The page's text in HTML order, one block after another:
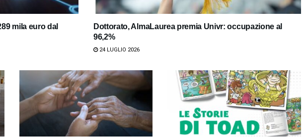
mila euro dal
Dottorato, AlmaLaurea premia Univr: occupazione al
96,2%
24 LUGLIO 2026